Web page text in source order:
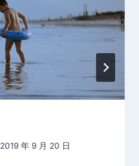
2019 年 9 月 20 日